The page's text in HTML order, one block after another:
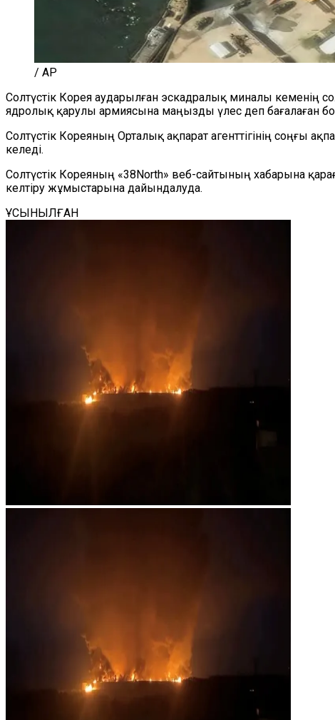
/ AP
Солтүстік Корея аударылған эскадралық миналы кеменің
ядролық қарулы армиясына маңызды үлес деп бағалаған
Солтүстік Кореяның Орталық ақпарат агенттігінің соңғы
келеді.
Солтүстік Кореяның «38North» веб-сайтының хабарына
келтіру жұмыстарына дайындалуда.
ҰСЫНЫЛҒАН